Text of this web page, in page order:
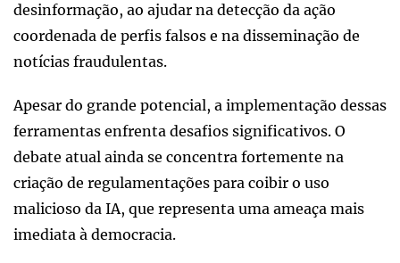
desinformação, ao ajudar na detecção da ação
coordenada de perfis falsos e na disseminação de
notícias fraudulentas.
Apesar do grande potencial, a implementação dessas
ferramentas enfrenta desafios significativos. O
debate atual ainda se concentra fortemente na
criação de regulamentações para coibir o uso
malicioso da IA, que representa uma ameaça mais
imediata à democracia.